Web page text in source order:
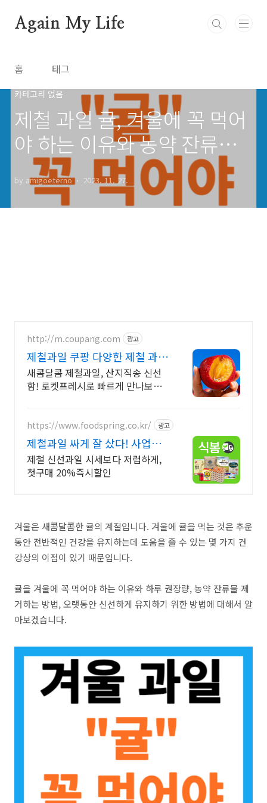
Again My Life
홈 태그
카테고리 없음
제철 과일 귤, 겨울에 꼭 먹어
야 하는 이유와 농약 잔류물
제거하는 방법
by amigoeterno 2023. 11. 27.
http://m.coupang.com 광고
제철과일 쿠팡 다양한 제철 과일
한눈에
새콤달콤 제철과일, 산지직송 신선
함! 로켓프레시로 빠르게 만나보세
세요.
https://www.foodspring.co.kr/ 광고
제철과일 싸게 잘 샀다! 사업자
전용 특가
제철 신선과일 시세보다 저렴하게,
첫구매 20%즉시할인
겨울은 새콤달콤한 귤의 계절입니다. 겨울에 귤을 먹는 것은 추운
동안 전반적인 건강을 유지하는데 도움을 줄 수 있는 몇 가지 건
강상의 이점이 있기 때문입니다.
귤을 겨울에 꼭 먹어야 하는 이유와 하루 권장량, 농약 잔류물 제
거하는 방법, 오랫동안 신선하게 유지하기 위한 방법에 대해서 알
아보겠습니다.